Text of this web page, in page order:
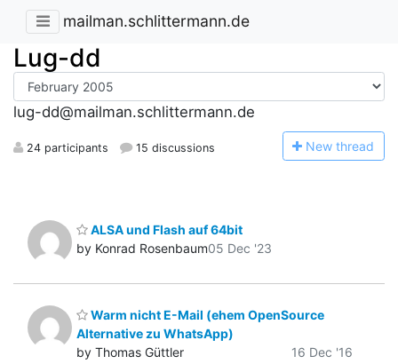
mailman.schlittermann.de
Lug-dd
lug-dd@mailman.schlittermann.de
24 participants 15 discussions New thread
ALSA und Flash auf 64bit
by Konrad Rosenbaum05 Dec '23
Warm nicht E-Mail (ehem OpenSource
Alternative zu WhatsApp)
by Thomas Güttler
16 Dec '16